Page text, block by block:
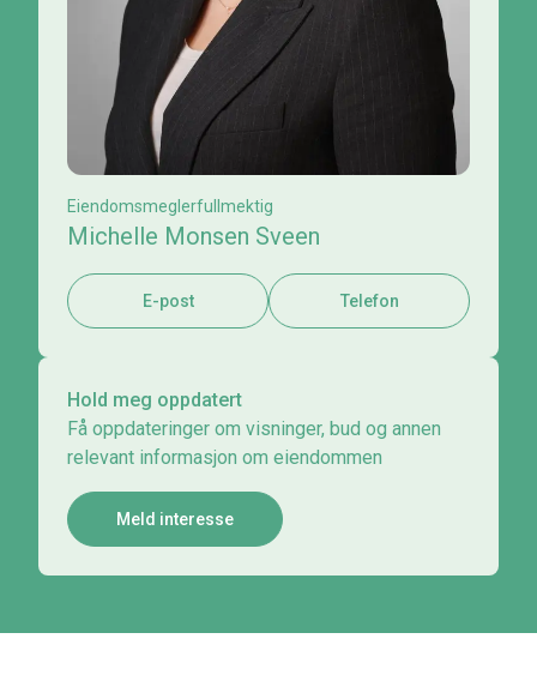
Eiendomsmeglerfullmektig
Michelle Monsen Sveen
E-post Telefon
Hold meg oppdatert
Få oppdateringer om visninger, bud og annen
relevant informasjon om eiendommen
Meld interesse